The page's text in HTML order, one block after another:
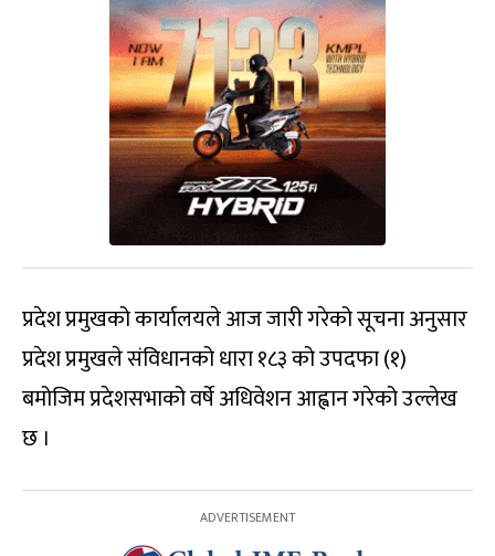
प्रदेश प्रमुखको कार्यालयले आज जारी गरेको सूचना अनुसार
प्रदेश प्रमुखले संविधानको धारा १८३ को उपदफा (१)
बमोजिम प्रदेशसभाको वर्षे अधिवेशन आह्वान गरेको उल्लेख
छ ।